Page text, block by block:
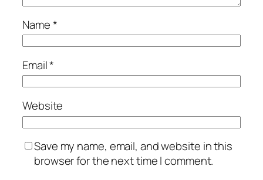
Name*
Email*
Website
Save my name, email, and website in this
browser for the next time I comment.